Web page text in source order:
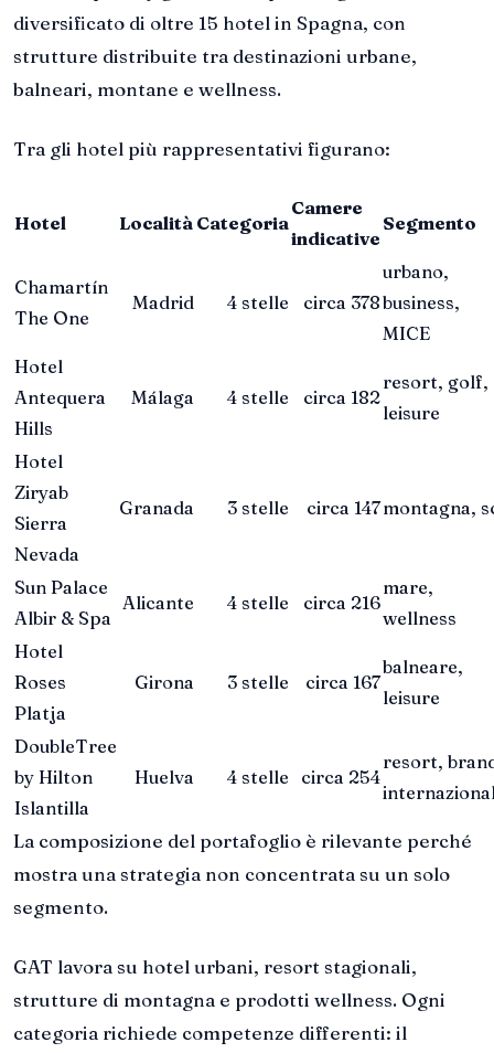
diversificato di oltre 15 hotel in Spagna, con
strutture distribuite tra destinazioni urbane,
balneari, montane e wellness.
Tra gli hotel più rappresentativi figurano:
Hotel Località Categoria
Camere
indicative
Segmento
Chamartín
The One
Madrid 4 stelle circa 378
urbano,
business,
MICE
Hotel
Antequera
Hills
Málaga 4 stelle circa 182
resort, golf,
leisure
Hotel
Ziryab
Sierra
Nevada
Granada 3 stelle circa 147montagna,
Sun Palace
Albir & Spa
Alicante 4 stelle circa 216
mare,
wellness
Hotel
Roses
Platja
Girona 3 stelle circa 167
balneare,
leisure
DoubleTree
by Hilton
Islantilla
Huelva 4 stelle circa 254
resort,
La composizione del portafoglio è rilevante perché
mostra una strategia non concentrata su un solo
segmento.
GAT lavora su hotel urbani, resort stagionali,
strutture di montagna e prodotti wellness. Ogni
categoria richiede competenze differenti: il